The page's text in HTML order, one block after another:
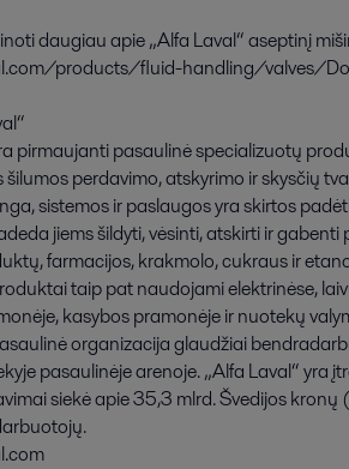
daugiau apie „Alfa Laval“ aseptinį
products/fluid-handling/valves/
pirmaujanti pasaulinė specializuotų
perdavimo, atskyrimo ir skysčių
sistemos ir paslaugos yra skirtos
jiems šildyti, vėsinti, atskirti ir
farmacijos, krakmolo, cukraus ir
taip pat naudojami elektrinėse,
kasybos pramonėje ir nuotekų
organizacija glaudžiai
pasaulinėje arenoje. „Alfa Laval“ yra
siekė apie 35,3 mlrd. Švedijos